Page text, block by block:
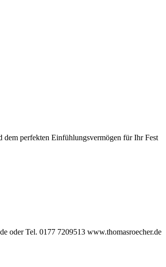
dem perfekten Einfühlungsvermögen für Ihr Fest
oder Tel. 0177 7209513 www.thomasroecher.de